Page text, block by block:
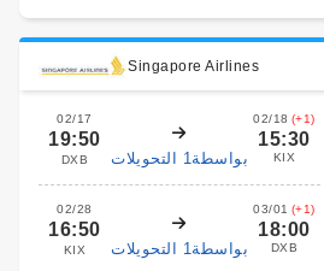
Singapore Airlines
02/17
19:50
DXB بواسطة1 التحويلات
02/18 (+1)
15:30
KIX
02/28
16:50
KIX بواسطة1 التحويلات
03/01 (+1)
18:00
DXB